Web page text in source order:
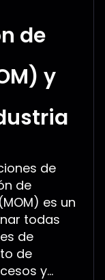
de
y
de
de
es un
todas
de
de
y...